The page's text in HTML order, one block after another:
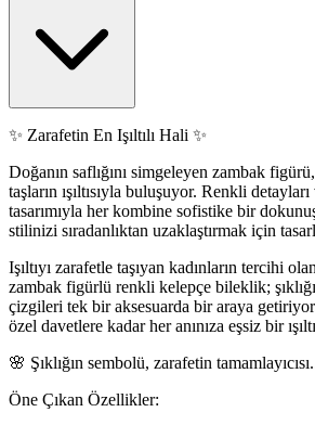
✨ Zarafetin En Işıltılı Hali ✨
Doğanın saflığını simgeleyen zambak
taşların ışıltısıyla buluşuyor. Renkli
tasarımıyla her kombine sofistike bir
stilinizi sıradanlıktan uzaklaştırmak için
Işıltıyı zarafetle taşıyan kadınların tercihi
zambak figürlü renkli kelepçe bileklik;
çizgileri tek bir aksesuarda bir araya
özel davetlere kadar her anınıza eşsiz bir
🌸 Şıklığın sembolü, zarafetin
Öne Çıkan Özellikler: